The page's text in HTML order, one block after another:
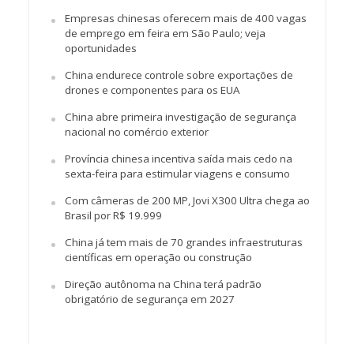
Empresas chinesas oferecem mais de 400 vagas
de emprego em feira em São Paulo; veja
oportunidades
China endurece controle sobre exportações de
drones e componentes para os EUA
China abre primeira investigação de segurança
nacional no comércio exterior
Província chinesa incentiva saída mais cedo na
sexta-feira para estimular viagens e consumo
Com câmeras de 200 MP, Jovi X300 Ultra chega ao
Brasil por R$ 19.999
China já tem mais de 70 grandes infraestruturas
científicas em operação ou construção
Direção autônoma na China terá padrão
obrigatório de segurança em 2027